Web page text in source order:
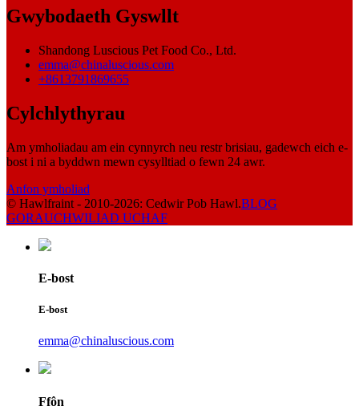
Gwybodaeth Gyswllt
Shandong Luscious Pet Food Co., Ltd.
emma@chinaluscious.com
+8613791869655
Cylchlythyrau
Am ymholiadau am ein cynnyrch neu restr brisiau, gadewch eich e-
bost i ni a byddwn mewn cysylltiad o fewn 24 awr.
Anfon ymholiad
© Hawlfraint - 2010-2026: Cedwir Pob Hawl.BLOG
GORAUCHWILIAD UCHAF
E-bost
E-bost
emma@chinaluscious.com
Ffôn